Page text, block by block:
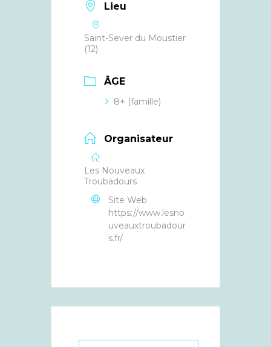
Lieu
Saint-Sever du Moustier
(12)
ÂGE
8+ (famille)
Organisateur
Les Nouveaux
Troubadours
Site Web
https://www.lesno
uveauxtroubadour
s.fr/